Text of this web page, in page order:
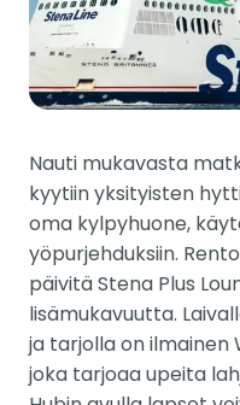
Nauti mukavasta
kyytiin yksityisten
oma kylpyhuone,
yöpurjehduksiin.
päivitä Stena Plus
lisämukavuutta.
ja tarjolla on ilmainen
joka tarjoaa upeita